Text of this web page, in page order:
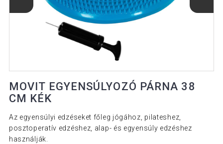
MOVIT EGYENSÚLYOZÓ PÁRNA 38
CM KÉK
Az egyensúlyi edzéseket főleg jógához, pilateshez,
posztoperatív edzéshez, alap- és egyensúly edzéshez
használják.